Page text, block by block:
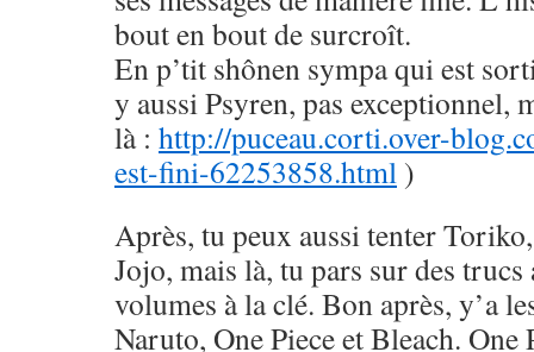
bout en bout de surcroît.
En p’tit shônen sympa qui est
y aussi Psyren, pas exceptionnel,
là : http://puceau.corti.over-
est-fini-62253858.html )
Après, tu peux aussi tenter
Jojo, mais là, tu pars sur des trucs
volumes à la clé. Bon après, y’a
Naruto, One Piece et Bleach. One